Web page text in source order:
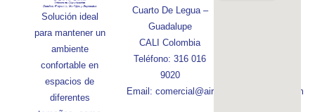
Solución ideal
para mantener un
ambiente
confortable en
espacios de
diferentes
Cuarto De Legua –
Guadalupe
CALI Colombia
Teléfono: 316 016
9020
Email: comercial@aireconfortcolombia.com